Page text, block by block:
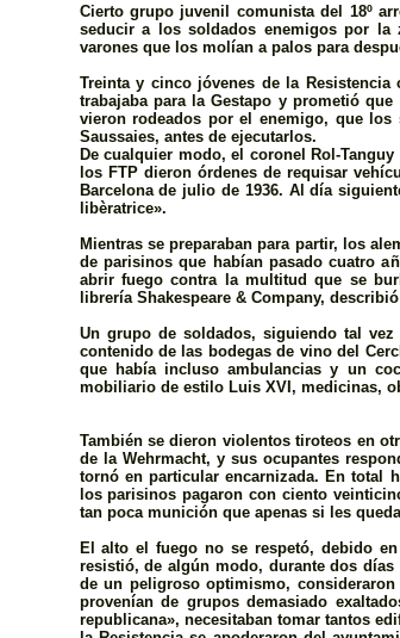
Cierto grupo juvenil comunista del 18º
seducir a los soldados enemigos por la
varones que los molían a palos para
Treinta y cinco jóvenes de la
trabajaba para la Gestapo y prometió
vieron rodeados por el enemigo, que
Saussaies, antes de ejecutarlos.
De cualquier modo, el coronel Rol-
los FTP dieron órdenes de requisar
Barcelona de julio de 1936. Al día
libèratrice».
Mientras se preparaban para partir, los
de parisinos que habí­an pasado cuatro
abrir fuego contra la multitud que se
librería Shakespeare & Company,
Un grupo de soldados, siguiendo tal
contenido de las bodegas de vino del
que había incluso ambulancias y un
mobiliario de estilo Luis XVI, medicinas,
También se dieron violentos tiroteos en
de la Wehrmacht, y sus ocupantes
tornó en particular encarnizada. En total
los parisinos pagaron con ciento
tan poca munición que apenas si les
El alto el fuego no se respetó, debido
resistió, de algún modo, durante dos
de un peligroso optimismo,
provenían de grupos demasiado
republicana», necesitaban tomar tantos